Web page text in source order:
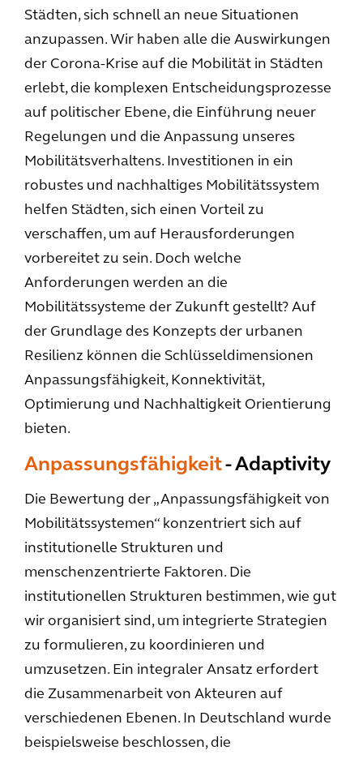
Städten, sich schnell an neue Situationen
anzupassen. Wir haben alle die Auswirkungen
der Corona-Krise auf die Mobilität in Städten
erlebt, die komplexen Entscheidungsprozesse
auf politischer Ebene, die Einführung neuer
Regelungen und die Anpassung unseres
Mobilitätsverhaltens. Investitionen in ein
robustes und nachhaltiges Mobilitätssystem
helfen Städten, sich einen Vorteil zu
verschaffen, um auf Herausforderungen
vorbereitet zu sein. Doch welche
Anforderungen werden an die
Mobilitätssysteme der Zukunft gestellt? Auf
der Grundlage des Konzepts der urbanen
Resilienz können die Schlüsseldimensionen
Anpassungsfähigkeit, Konnektivität,
Optimierung und Nachhaltigkeit Orientierung
bieten.
Anpassungsfähigkeit- Adaptivity
Die Bewertung der „Anpassungsfähigkeit von
Mobilitätssystemen“ konzentriert sich auf
institutionelle Strukturen und
menschenzentrierte Faktoren. Die
institutionellen Strukturen bestimmen, wie gut
wir organisiert sind, um integrierte Strategien
zu formulieren, zu koordinieren und
umzusetzen. Ein integraler Ansatz erfordert
die Zusammenarbeit von Akteuren auf
verschiedenen Ebenen. In Deutschland wurde
beispielsweise beschlossen, die